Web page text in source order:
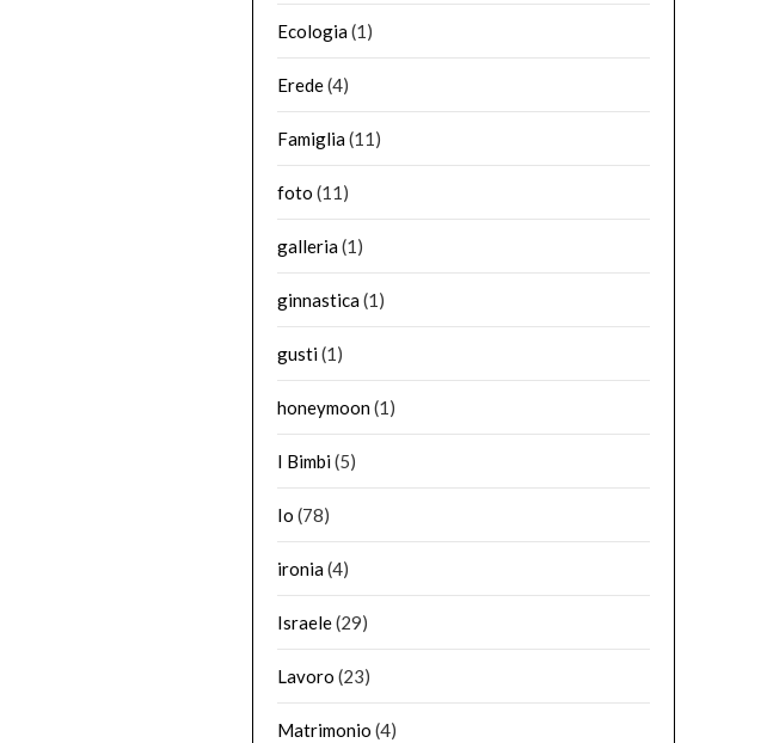
Ecologia(1)
Erede(4)
Famiglia(11)
foto (11)
galleria(1)
ginnastica(1)
gusti(1)
honeymoon(1)
I Bimbi(5)
Io (78)
ironia(4)
Israele(29)
Lavoro (23)
Matrimonio (4)